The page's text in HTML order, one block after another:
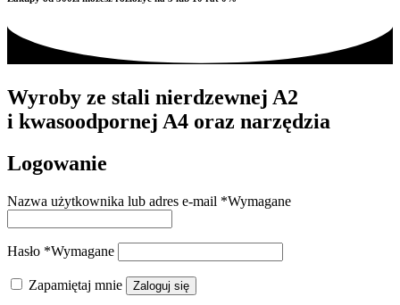
Wyroby ze stali nierdzewnej A2
i kwasoodpornej A4 oraz narzędzia
Logowanie
Nazwa użytkownika lub adres e-mail *Wymagane
Hasło *Wymagane
Zapamiętaj mnie Zaloguj się